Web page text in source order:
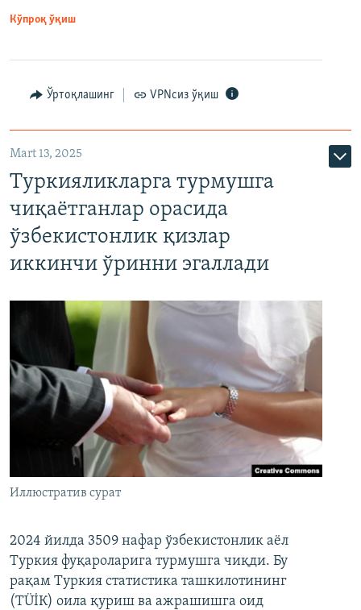
Кўпроқ ўқиш
Ўртоқлашинг VPNсиз ўқиш
Mart 13, 2025
Туркияликларга турмушга
чиқаётганлар орасида
ўзбекистонлик қизлар
иккинчи ўринни эгаллади
Иллюстратив сурат
2024 йилда 3509 нафар ўзбекистонлик аёл
Туркия фуқароларига турмушга чиқди. Бу
рақам Туркия статистика ташкилотининг
(ТÜİК) оила қуриш ва ажрашишга оид